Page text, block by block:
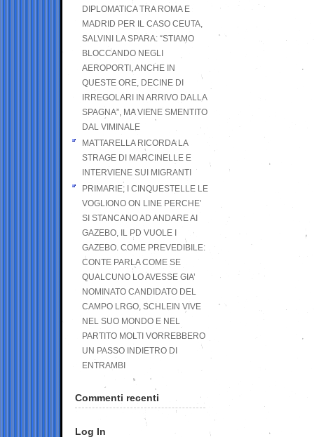
DIPLOMATICA TRA ROMA E
MADRID PER IL CASO CEUTA,
SALVINI LA SPARA: “STIAMO
BLOCCANDO NEGLI
AEROPORTI, ANCHE IN
QUESTE ORE, DECINE DI
IRREGOLARI IN ARRIVO DALLA
SPAGNA”, MA VIENE SMENTITO
DAL VIMINALE
MATTARELLA RICORDA LA
STRAGE DI MARCINELLE E
INTERVIENE SUI MIGRANTI
PRIMARIE; I CINQUESTELLE LE
VOGLIONO ON LINE PERCHE’
SI STANCANO AD ANDARE AI
GAZEBO, IL PD VUOLE I
GAZEBO. COME PREVEDIBILE:
CONTE PARLA COME SE
QUALCUNO LO AVESSE GIA’
NOMINATO CANDIDATO DEL
CAMPO LRGO, SCHLEIN VIVE
NEL SUO MONDO E NEL
PARTITO MOLTI VORREBBERO
UN PASSO INDIETRO DI
ENTRAMBI
Commenti recenti
Log In